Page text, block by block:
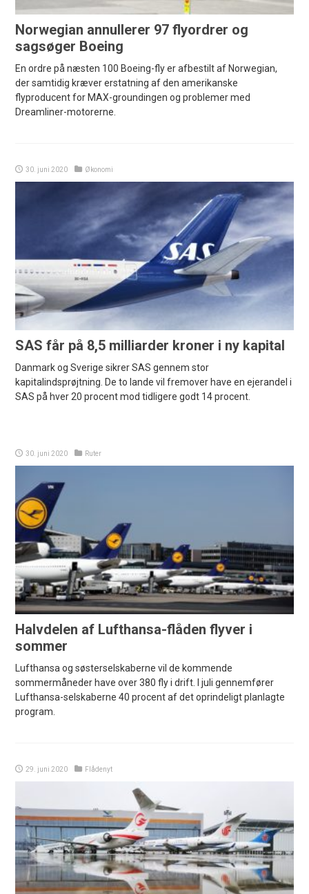
Norwegian annullerer 97 flyordrer og
sagsøger Boeing
En ordre på næsten 100 Boeing-fly er afbestilt af Norwegian,
der samtidig kræver erstatning af den amerikanske
flyproducent for MAX-groundingen og problemer med
Dreamliner-motorerne.
30. juni 2020 Økonomi
SAS får på 8,5 milliarder kroner i ny kapital
Danmark og Sverige sikrer SAS gennem stor
kapitalindsprøjtning. De to lande vil fremover have en ejerandel i
SAS på hver 20 procent mod tidligere godt 14 procent.
30. juni 2020 Ruter
Halvdelen af Lufthansa-flåden flyver i
sommer
Lufthansa og søsterselskaberne vil de kommende
sommermåneder have over 380 fly i drift. I juli gennemfører
Lufthansa-selskaberne 40 procent af det oprindeligt planlagte
program.
29. juni 2020 Flådenyt